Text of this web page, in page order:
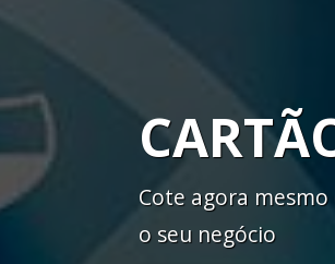
Cote agora
o seu negócio